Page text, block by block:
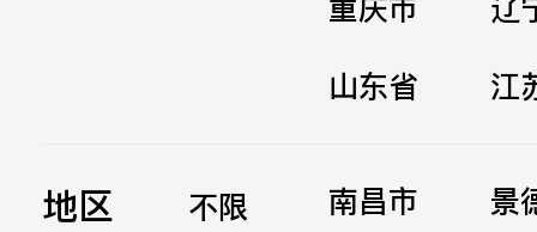
重庆市
辽
山东省
江
地区 不限 南昌市
景